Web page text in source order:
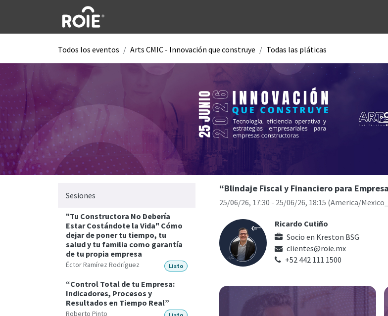
Todos los eventos Arts CMIC - Innovación que construye Todas las pláticas
Sesiones
"Tu Constructora No Debería
Estar Costándote la Vida" Cómo
dejar de poner tu tiempo, tu
salud y tu familia como garantía
de tu propia empresa
Éctor Ramírez Rodríguez Listo
“Control Total de tu Empresa:
Indicadores, Procesos y
Resultados en Tiempo Real”
Roberto Pinto
“Blindaje Fiscal y Financiero para
25/06/26, 17:30 - 25/06/26, 18:15 (America/
Ricardo Cutiño
Socio en Kreston BSG
clientes@roie.mx
+52 442 111 1500